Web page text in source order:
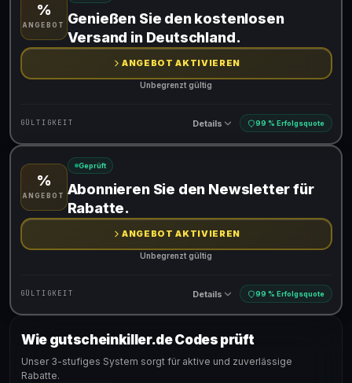
Gültig für teilnehmende Produkte
%
ANGEBOT
Genießen Sie den kostenlosen
Versand in Deutschland.
ANGEBOT AKTIVIEREN
Unbegrenzt gültig
GÜLTIGKEIT Details 99 % Erfolgsquote
Gültig für teilnehmende Produkte
%
ANGEBOT
Geprüft
Abonnieren Sie den Newsletter für
Rabatte.
ANGEBOT AKTIVIEREN
Unbegrenzt gültig
GÜLTIGKEIT Details 99 % Erfolgsquote
Gültig für teilnehmende Produkte
Wie gutscheinkiller.de Codes prüft
Unser 3-stufiges System sorgt für aktive und zuverlässige
Rabatte.